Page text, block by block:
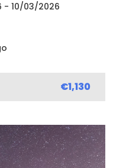
- 10/03/2026
€1,130